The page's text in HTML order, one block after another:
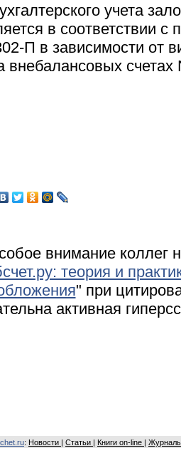
учета
в соответствии с
П в зависимости от
внебалансовых счетах
внимание коллег
теория и
" при
активная
: Новости Статьи Книги on-line